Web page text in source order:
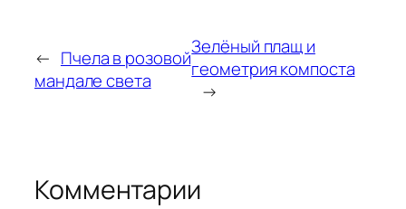
← Пчела в розовой
мандале света
Зелёный плащ и
геометрия компоста
→
Комментарии